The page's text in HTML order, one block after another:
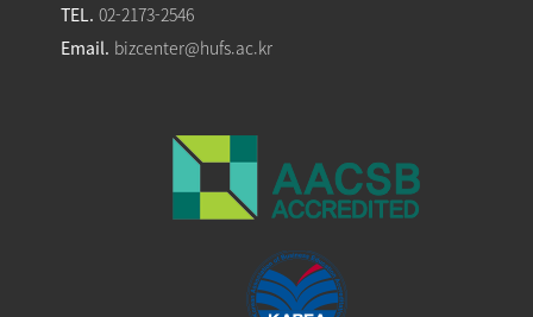
TEL. 02-2173-2546
Email. bizcenter@hufs.ac.kr